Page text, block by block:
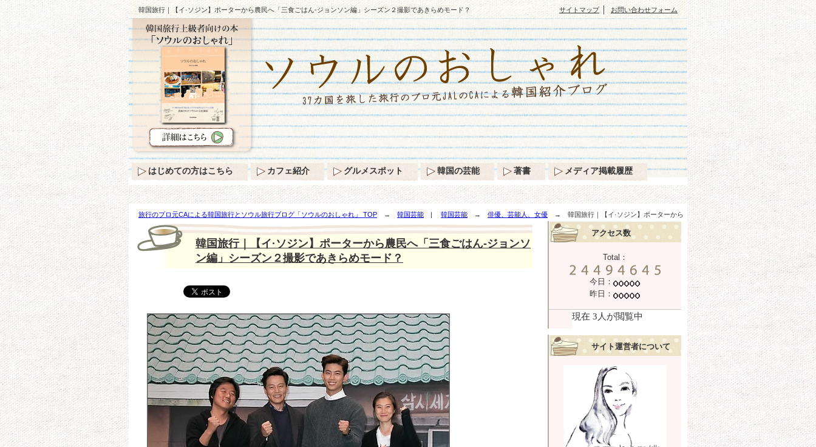
韓国旅行｜【イ·ソジン】ポーターから農民へ「三食ごはん-ジョンソン編」シーズン２撮影であきらめモード？
旅行のプロ元CAによる韓国旅行とソウル旅行ブログ「ソウルのおしゃれ」 TOP → 韓国芸能 | 韓国芸能 → 俳優、芸能人、女優 → 韓国旅行｜【イ·ソジン】ポーターから
農民へ「三食ごはん-ジョンソン編」シーズン２撮影であきらめモード？
韓国旅行｜【イ·ソジン】ポーターから農民へ「三食ごはん-ジョンソ
ン編」シーズン２撮影であきらめモード？
アクセス数
Total：
今日：
昨日：
サイト運営者について
サイトマップ｜ お問い合わせフォーム
はじめての方はこちら カフェ紹介 グルメスポット 韓国の芸能 著書 メディア掲載履歴